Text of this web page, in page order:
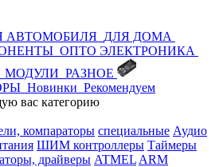
АВТОМОБИЛЯ ДЛЯ ДОМА
ОПТО ЭЛЕКТРОНИКА
МОДУЛИ РАЗНОЕ
Новинки Рекомендуем
вас категорию
компараторы специальные Аудио
ШИМ контроллеры Таймеры
драйверы ATMEL ARM